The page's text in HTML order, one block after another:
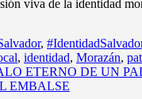
viva de la identidad
,
, identidad, Morazán,
ETERNO DE UN
EMBALSE